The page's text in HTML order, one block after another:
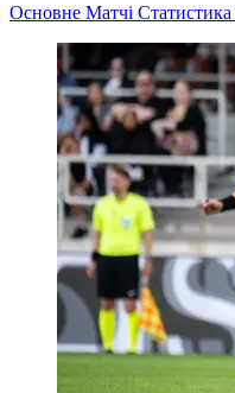
Основне Матчі Статистика